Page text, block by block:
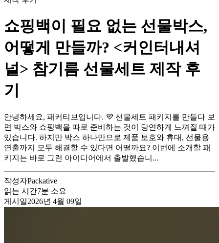
쇼핑백이 필요 없는 선물박스,
어떻게 만들까? <커인터내셔
널> 참기름 선물세트 제작 후
기
안녕하세요, 패커티브입니다. 💜 선물세트 패키지를 만들다 보
면 박스와 쇼핑백을 따로 준비하는 것이 당연하게 느껴질 때가
있습니다. 하지만 박스 하나만으로 제품 보호와 휴대, 선물용
연출까지 모두 해결할 수 있다면 어떨까요? 이번에 소개할 패
키지는 바로 그런 아이디어에서 출발했습니...
작성자Packative
읽는 시간7분 소요
게시일2026년 4월 09일